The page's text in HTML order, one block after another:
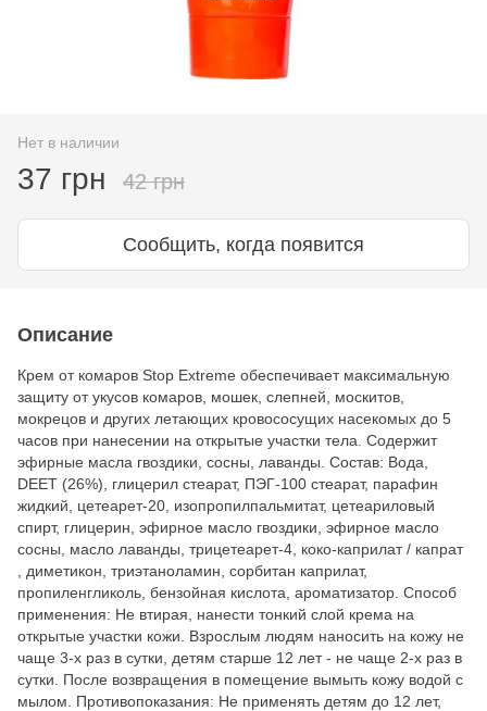
Нет в наличии
37 грн 42 грн
Сообщить, когда появится
Описание
Крем от комаров Stop Extreme обеспечивает максимальную
защиту от укусов комаров, мошек, слепней, москитов,
мокрецов и других летающих кровососущих насекомых до 5
часов при нанесении на открытые участки тела. Содержит
эфирные масла гвоздики, сосны, лаванды. Состав: Вода,
DEET (26%), глицерил стеарат, ПЭГ-100 стеарат, парафин
жидкий, цетеарет-20, изопропилпальмитат, цетеариловый
спирт, глицерин, эфирное масло гвоздики, эфирное масло
сосны, масло лаванды, трицетеарет-4, коко-каприлат / капрат
, диметикон, триэтаноламин, сорбитан каприлат,
пропиленгликоль, бензойная кислота, ароматизатор. Способ
применения: Не втирая, нанести тонкий слой крема на
открытые участки кожи. Взрослым людям наносить на кожу не
чаще 3-х раз в сутки, детям старше 12 лет - не чаще 2-х раз в
сутки. После возвращения в помещение вымыть кожу водой с
мылом. Противопоказания: Не применять детям до 12 лет,